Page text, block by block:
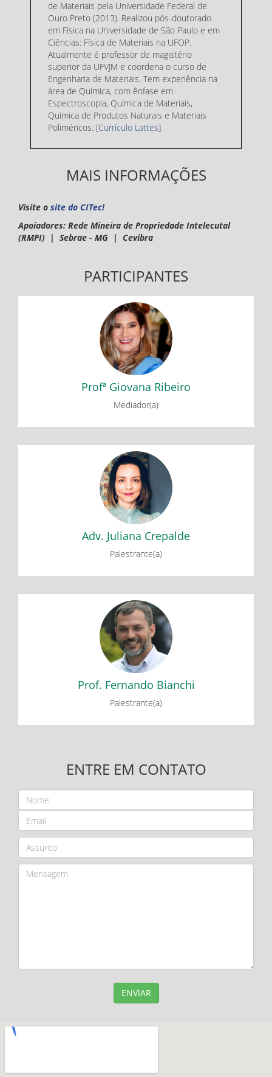
de Materiais pela Universidade Federal de
Ouro Preto (2013). Realizou pós-doutorado
em Física na Universidade de São Paulo e em
Ciências: Física de Materiais na UFOP.
Atualmente é professor de magistério
superior da UFVJM e coordena o curso de
Engenharia de Materiais. Tem experiência na
área de Química, com ênfase em
Espectroscopia, Química de Materiais,
Química de Produtos Naturais e Materiais
Poliméricos. [Currículo Lattes]
MAIS INFORMAÇÕES
Visite o site do CITec!
Apoiadores: Rede Mineira de Propriedade Intelecutal
(RMPI) | Sebrae - MG | Cevibra
PARTICIPANTES
Profª Giovana Ribeiro
Mediador(a)
Profª Giovana Ribeiro
Desafios da Transferência de Tecnologia
Adv. Juliana Crepalde
Palestrante(a)
Adv. Juliana Crepalde
Desafios da Transferência de Tecnologia
Prof. Fernando Bianchi
Palestrante(a)
Prof. Fernando Bianchi
Desafios da Transferência de Tecnologia
ENTRE EM CONTATO
ENVIAR